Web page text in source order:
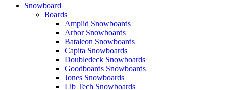
Snowboard
Boards
Amplid Snowboards
Arbor Snowboards
Bataleon Snowboards
Capita Snowboards
Doubledeck Snowboards
Goodboards Snowboards
Jones Snowboards
Lib Tech Snowboards